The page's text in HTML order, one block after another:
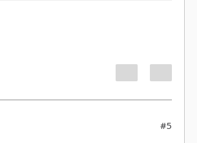
#5